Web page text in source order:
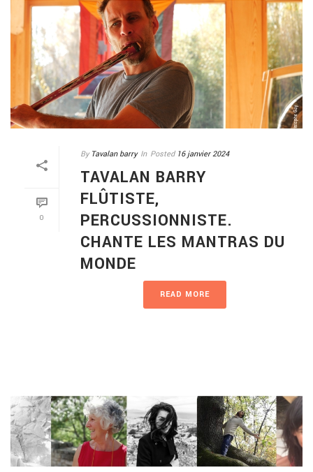
0
By Tavalan barry In Posted 16 janvier 2024
TAVALAN BARRY
FLÛTISTE,
PERCUSSIONNISTE.
CHANTE LES MANTRAS DU
MONDE
READ MORE